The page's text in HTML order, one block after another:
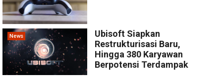
News
Ubisoft Siapkan
Restrukturisasi Baru,
Hingga 380 Karyawan
Berpotensi Terdampak